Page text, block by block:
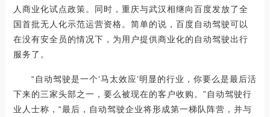
人商业化试点政策。同时，重庆与武汉相继向百度发放了全
国首批无人化示范运营资格。简单的说，百度自动驾驶可以
在没有安全员的情况下，为用户提供商业化的自动驾驶出行
服务了。
“自动驾驶是一个‘马太效应’明显的行业，你要么是最后活
下来的三家头部之一，要么被现在的客户收购。”自动驾驶行
业人士称，“最后，自动驾驶企业将形成第一梯队阵营，并与